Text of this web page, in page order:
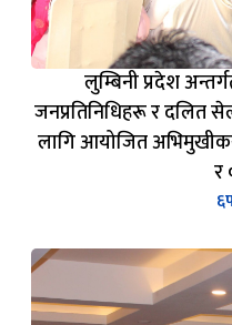
लुम्बिनी प्रदेश
जनप्रतिनिधिहरू र दलित
लागि आयोजित
र
६